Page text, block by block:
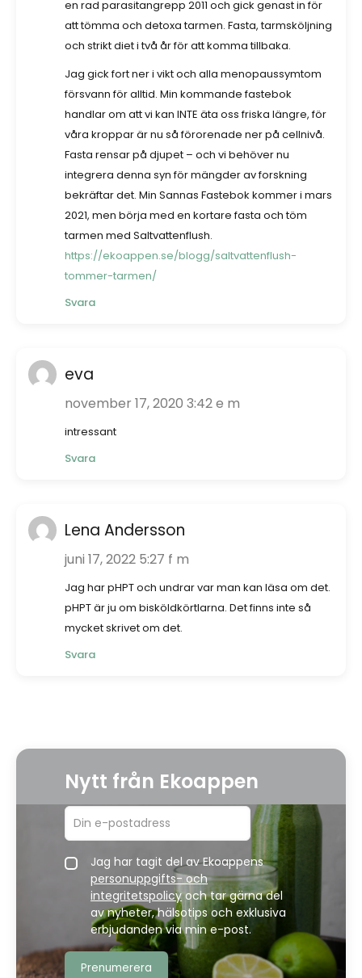
en rad parasitangrepp 2011 och gick genast in för
att tömma och detoxa tarmen. Fasta, tarmsköljning
och strikt diet i två år för att komma tillbaka.
Jag gick fort ner i vikt och alla menopaussymtom
försvann för alltid. Min kommande fastebok
handlar om att vi kan INTE äta oss friska längre, för
våra kroppar är nu så förorenade ner på cellnivå.
Fasta rensar på djupet – och vi behöver nu
integrera denna syn för mängder av forskning
bekräftar det. Min Sannas Fastebok kommer i mars
2021, men börja med en kortare fasta och töm
tarmen med Saltvattenflush.
https://ekoappen.se/blogg/saltvattenflush-
tommer-tarmen/
Svara
eva
november 17, 2020 3:42 e m
intressant
Svara
Lena Andersson
juni 17, 2022 5:27 f m
Jag har pHPT och undrar var man kan läsa om det.
pHPT är ju om bisköldkörtlarna. Det finns inte så
mycket skrivet om det.
Svara
Nytt från Ekoappen
Jag har tagit del av Ekoappens
personuppgifts- och
integritetspolicyoch tar gärna del
av nyheter, hälsotips och exklusiva
erbjudanden via min e-post.